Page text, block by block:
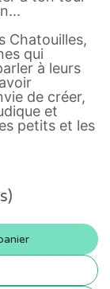
Chatouilles,
qui
à leurs
de créer,
et
petits et les